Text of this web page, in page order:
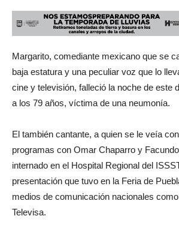
Margarito, comediante mexicano que se
baja estatura y una peculiar voz que lo
cine y televisión, falleció la noche de este
a los 79 años, víctima de una neumonía.
El también cantante, a quien se le veía
programas con Omar Chaparro y
internado en el Hospital Regional del
presentación que tuvo en la Feria de
medios de comunicación nacionales
Televisa.